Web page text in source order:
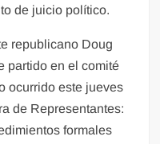
de juicio político.
republicano Doug
partido en el comité
ocurrido este jueves
de Representantes:
formales